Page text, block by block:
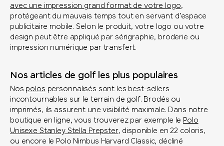
avec une impression grand format de votre logo,
protégeant du mauvais temps tout en servant d’espace
publicitaire mobile. Selon le produit, votre logo ou votre
design peut être appliqué par sérigraphie, broderie ou
impression numérique par transfert.
Nos articles de golf les plus populaires
Nos polos personnalisés sont les best-sellers
incontournables sur le terrain de golf. Brodés ou
imprimés, ils assurent une visibilité maximale. Dans notre
boutique en ligne, vous trouverez par exemple le Polo
Unisexe Stanley Stella Prepster, disponible en 22 coloris,
ou encore le Polo Nimbus Harvard Classic, décliné